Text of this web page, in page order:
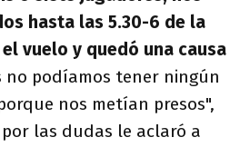
hasta las 5.30-6 de la
vuelo y quedó una causa
no podíamos tener ningún
nos metían presos",
las dudas le aclaró a